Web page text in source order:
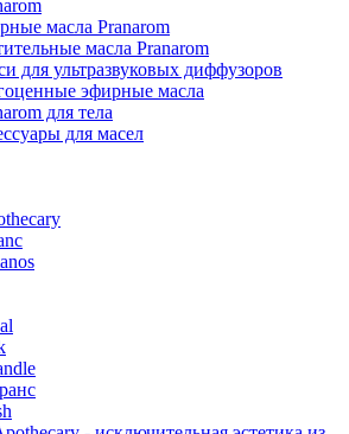
масла Pranarom
масла Pranarom
для ультразвуковых диффузоров
эфирные масла
для тела
для масел